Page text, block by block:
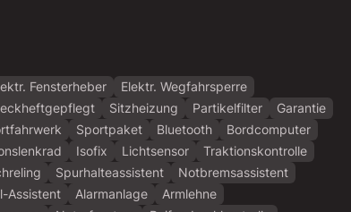
Fensterheber
Elektr. Wegfahrsperre
Sitzheizung Partikelfilter
Garantie
Sportpaket Bluetooth
Bordcomputer
Isofix Lichtsensor
Traktionskontrolle
Spurhalteassistent
Notbremsassistent
Assistent Alarmanlage
Armlehne